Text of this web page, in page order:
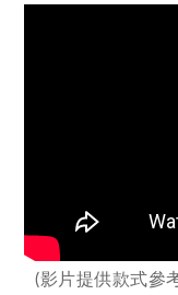
(影片提供款式參